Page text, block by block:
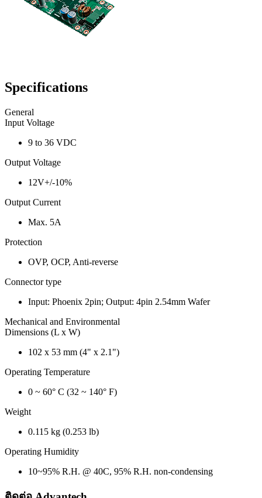
Specifications
General
Input Voltage
9 to 36 VDC
Output Voltage
12V+/-10%
Output Current
Max. 5A
Protection
OVP, OCP, Anti-reverse
Connector type
Input: Phoenix 2pin; Output: 4pin 2.54mm Wafer
Mechanical and Environmental
Dimensions (L x W)
102 x 53 mm (4" x 2.1")
Operating Temperature
0 ~ 60° C (32 ~ 140° F)
Weight
0.115 kg (0.253 lb)
Operating Humidity
10~95% R.H. @ 40C, 95% R.H. non-condensing